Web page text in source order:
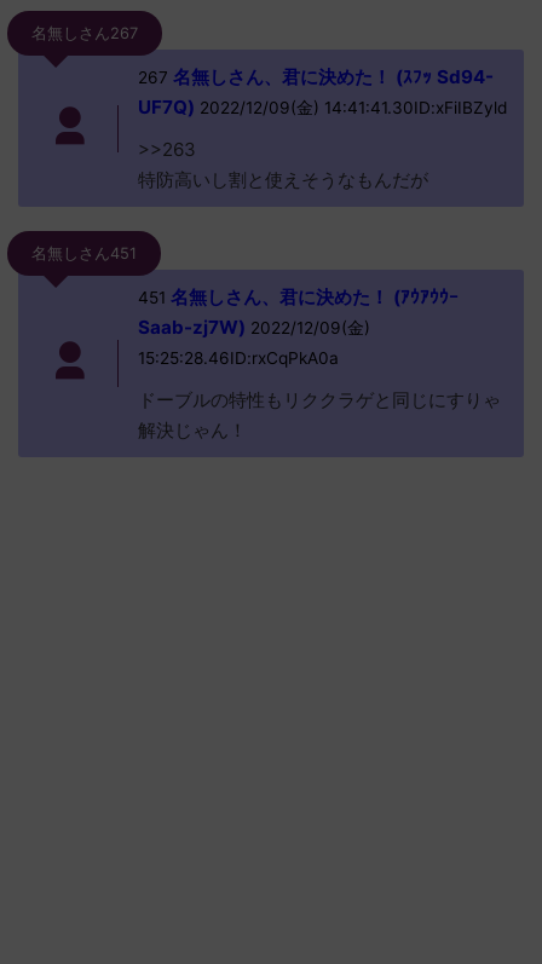
名無しさん267
267 名無しさん、君に決めた！ (ｽﾌｯ Sd94-
UF7Q) 2022/12/09(金) 14:41:41.30ID:xFiIBZyld
>>263
特防高いし割と使えそうなもんだが
名無しさん451
451 名無しさん、君に決めた！ (ｱｳｱｳｳｰ
Saab-zj7W) 2022/12/09(金)
15:25:28.46ID:rxCqPkA0a
ドーブルの特性もリククラゲと同じにすりゃ
解決じゃん！